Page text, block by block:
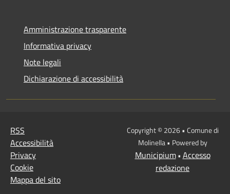
Amministrazione trasparente
Informativa privacy
Note legali
Dichiarazione di accessibilità
RSS
Accessibilità
Privacy
Cookie
Mappa del sito
Copyright © 2026 • Comune di
Molinella • Powered by
Municipium• Accesso
redazione